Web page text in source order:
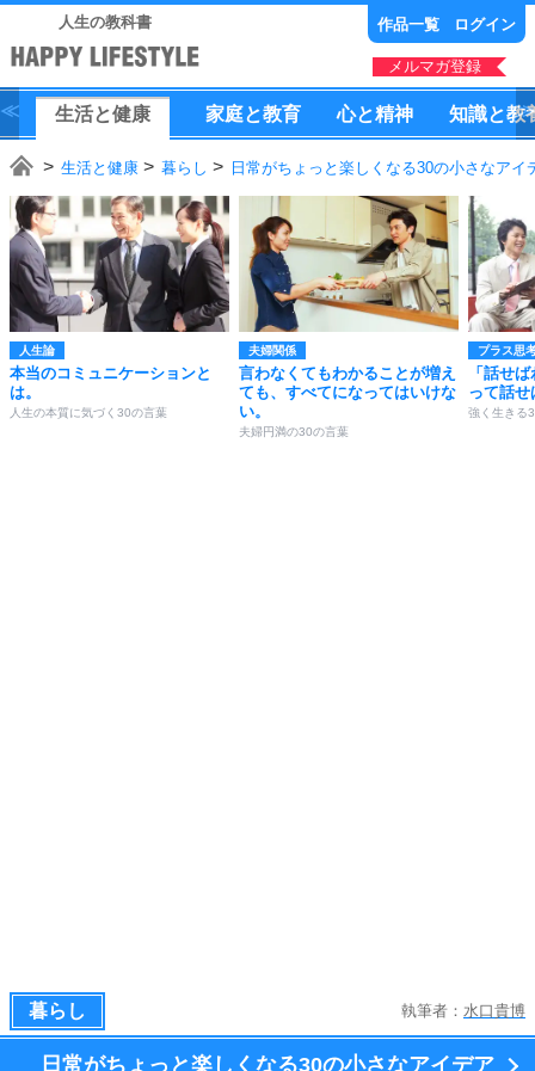
人生の教科書 作品一覧 ログイン
メルマガ登録
生活と健康 家庭と教育 心と精神 知識と教
生活と健康 暮らし 日常がちょっと楽しくなる30の小さなアイ
人生論
本当のコミュニケーションと
は。
人生の本質に気づく30の言葉
夫婦関係
言わなくてもわかることが増え
ても、すべてになってはいけな
い。
夫婦円満の30の言葉
プラス思
「話せ
って話せ
強く生きる
暮らし 執筆者： 水口貴博
日常がちょっと楽しくなる30の小さなアイデア